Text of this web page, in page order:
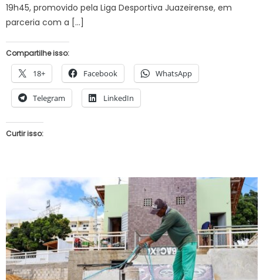
19h45, promovido pela Liga Desportiva Juazeirense, em
parceria com a […]
Compartilhe isso:
18+ Facebook WhatsApp
Telegram LinkedIn
Curtir isso: